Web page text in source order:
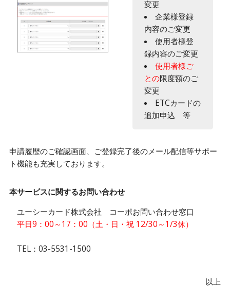
変更
企業様登録
内容のご変更
使用者様登
録内容のご変更
使用者様ご
との限度額のご
変更
ETCカードの
追加申込 等
申請履歴のご確認画面、ご登録完了後のメール配信等サポー
ト機能も充実しております。
本サービスに関するお問い合わせ
ユーシーカード株式会社 コーポお問い合わせ窓口
平日9：00～17：00（土・日・祝 12/30～1/3休）
TEL：03-5531-1500
以上